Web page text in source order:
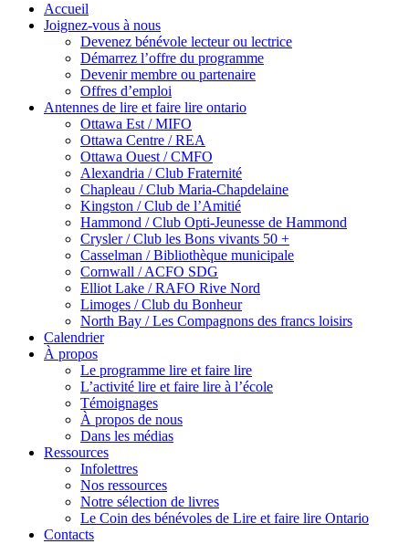
Accueil
Joignez-vous à nous
Devenez bénévole lecteur ou lectrice
Démarrez l’offre du programme
Devenir membre ou partenaire
Offres d’emploi
Antennes de lire et faire lire ontario
Ottawa Est / MIFO
Ottawa Centre / REA
Ottawa Ouest / CMFO
Alexandria / Club Fraternité
Chapleau / Club Maria-Chapdelaine
Kingston / Club de l’Amitié
Hammond / Club Opti-Jeunesse de Hammond
Crysler / Club les Bons vivants 50 +
Casselman / Bibliothèque municipale
Cornwall / ACFO SDG
Elliot Lake / RAFO Rive Nord
Limoges / Club du Bonheur
North Bay / Les Compagnons des francs loisirs
Calendrier
À propos
Le programme lire et faire lire
L’activité lire et faire lire à l’école
Témoignages
À propos de nous
Dans les médias
Ressources
Infolettres
Nos ressources
Notre sélection de livres
Le Coin des bénévoles de Lire et faire lire Ontario
Contacts